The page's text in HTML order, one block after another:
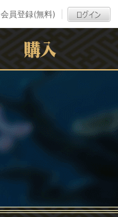
会員登録(無料)